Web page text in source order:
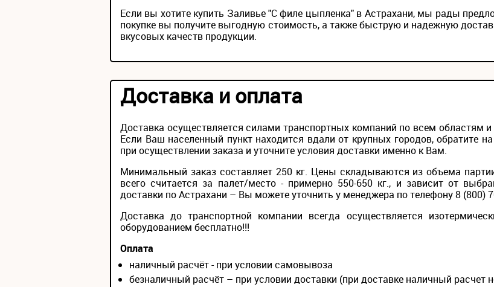
Если вы хотите купить Заливье "С филе цыпленка" в Астрахани, мы рады
покупке вы получите выгодную стоимость, а также быструю и надежную
вкусовых качеств продукции.
Доставка и оплата
Доставка осуществляется силами транспортных компаний по всем областям
Если Ваш населенный пункт находится вдали от крупных городов, обратите
при осуществлении заказа и уточните условия доставки именно к Вам.
Минимальный заказ составляет 250 кг. Цены складываются из объема
всего считается за палет/место - примерно 550-650 кг., и зависит от
доставки по Астрахани – Вы можете уточнить у менеджера по телефону 8 (800)
Доставка до транспортной компании всегда осуществляется
оборудованием бесплатно!!!
Оплата
наличный расчёт - при условии самовывоза
безналичный расчёт – при условии доставки (при доставке наличный расчет